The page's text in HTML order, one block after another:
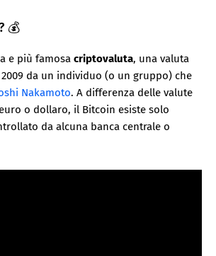
💰
e più famosa criptovaluta, una valuta
da un individuo (o un gruppo) che
Nakamoto. A differenza delle valute
o dollaro, il Bitcoin esiste solo
da alcuna banca centrale o